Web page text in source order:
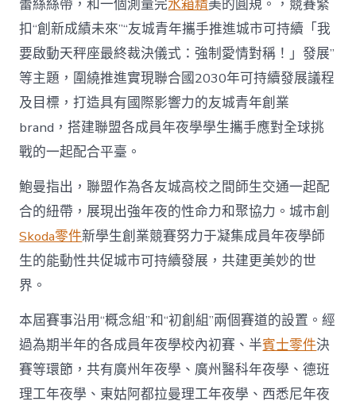
蕾絲絲帶，和一個測量完水箱精美的圓規。，競賽緊
扣“創新成績未來”“友城青年攜手推進城市可持續「我
要啟動天秤座最終裁決儀式：強制愛情對稱！」發展”
等主題，圍繞推進實現聯合國2030年可持續發展議程
及目標，打造具有國際影響力的友城青年創業
brand，搭建聯盟各成員年夜學學生攜手應對全球挑
戰的一起配合平臺。
鮑曼指出，聯盟作為各友城高校之間師生交通一起配
合的紐帶，展現出強年夜的性命力和聚協力。城市創
Skoda零件新學生創業競賽努力于凝集成員年夜學師
生的能動性共促城市可持續發展，共建更美妙的世
界。
本屆賽事沿用“概念組”和“初創組”兩個賽道的設置。經
過為期半年的各成員年夜學校內初賽、半賓士零件決
賽等環節，共有廣州年夜學、廣州醫科年夜學、德班
理工年夜學、東姑阿都拉曼理工年夜學、西悉尼年夜